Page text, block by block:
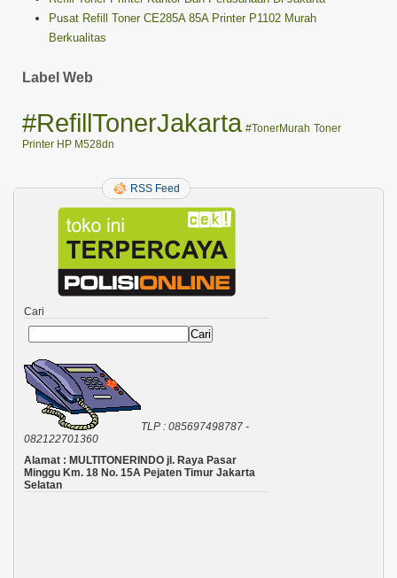
Pusat Refill Toner CE285A 85A Printer P1102 Murah
Berkualitas
Label Web
#RefillTonerJakarta #TonerMurah Toner
Printer HP M528dn
RSS Feed
Cari
Cari
TLP : 085697498787 -
082122701360
Alamat : MULTITONERINDO jl. Raya Pasar
Minggu Km. 18 No. 15A Pejaten Timur Jakarta
Selatan